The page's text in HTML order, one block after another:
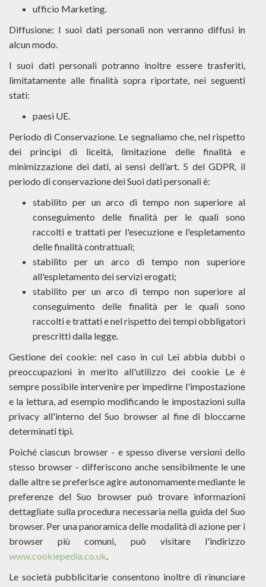
ufficio Marketing.
Diffusione: I suoi dati personali non verranno diffusi in
alcun modo.
I suoi dati personali potranno inoltre essere trasferiti,
limitatamente alle finalità sopra riportate, nei seguenti
stati:
paesi UE.
Periodo di Conservazione. Le segnaliamo che, nel rispetto
dei principi di liceità, limitazione delle finalità e
minimizzazione dei dati, ai sensi dell’art. 5 del GDPR, il
periodo di conservazione dei Suoi dati personali è:
stabilito per un arco di tempo non superiore al
conseguimento delle finalità per le quali sono
raccolti e trattati per l'esecuzione e l'espletamento
delle finalità contrattuali;
stabilito per un arco di tempo non superiore
all'espletamento dei servizi erogati;
stabilito per un arco di tempo non superiore al
conseguimento delle finalità per le quali sono
raccolti e trattati e nel rispetto dei tempi obbligatori
prescritti dalla legge.
Gestione dei cookie: nel caso in cui Lei abbia dubbi o
preoccupazioni in merito all'utilizzo dei cookie Le è
sempre possibile intervenire per impedirne l'impostazione
e la lettura, ad esempio modificando le impostazioni sulla
privacy all'interno del Suo browser al fine di bloccarne
determinati tipi.
Poiché ciascun browser - e spesso diverse versioni dello
stesso browser - differiscono anche sensibilmente le une
dalle altre se preferisce agire autonomamente mediante le
preferenze del Suo browser può trovare informazioni
dettagliate sulla procedura necessaria nella guida del Suo
browser. Per una panoramica delle modalità di azione per i
browser più comuni, può visitare l'indirizzo
www.cookiepedia.co.uk.
Le società pubblicitarie consentono inoltre di rinunciare